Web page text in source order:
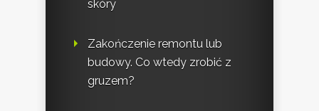
skóry
Zakończenie remontu lub
budowy. Co wtedy zrobić z
gruzem?